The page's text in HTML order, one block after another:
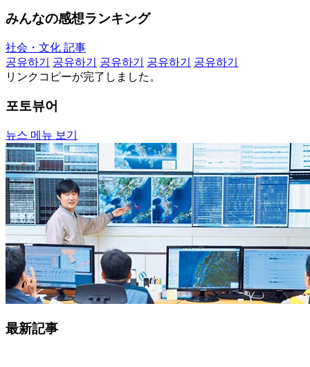
みんなの感想ランキング
社会・文化 記事
공유하기
공유하기 공유하기 공유하기
공유하기
リンクコピーが完了しました。
포토뷰어
뉴스 메뉴 보기
最新記事